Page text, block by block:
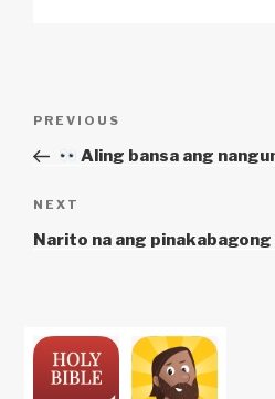
Previous
Post
PREVIOUS
Aling bansa ang
Next
Post
NEXT
Narito na ang